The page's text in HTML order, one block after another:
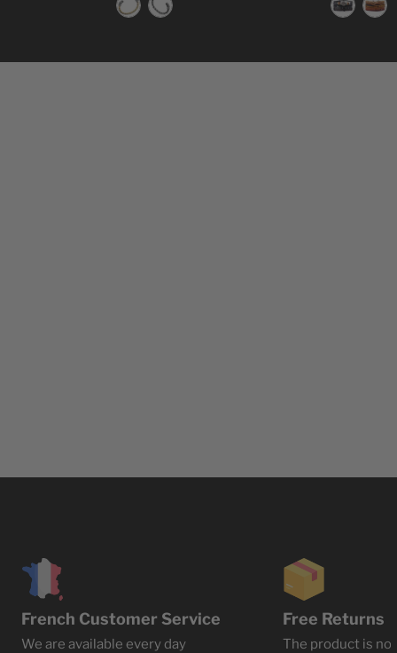
French Customer Service
We are available every day
Free Returns
The product is